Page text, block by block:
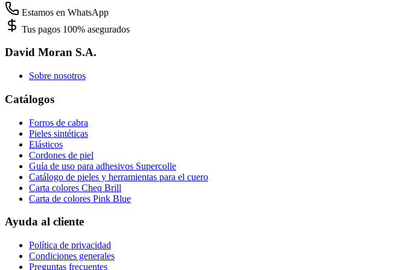
Estamos en WhatsApp
Tus pagos 100% asegurados
David Moran S.A.
Sobre nosotros
Catálogos
Forros de cabra
Pieles sintéticas
Elásticos
Cordones de piel
Guía de uso para adhesivos Supercolle
Catálogo de pieles y herramientas para el cuero
Carta colores Cheq Brill
Carta de colores Pink Blue
Ayuda al cliente
Política de privacidad
Condiciones generales
Preguntas frecuentes